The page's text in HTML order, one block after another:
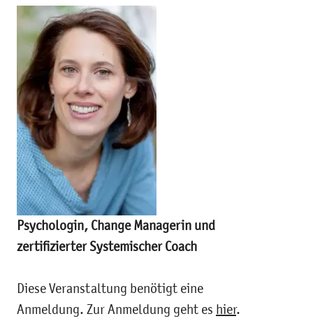
Psychologin, Change Managerin und
zertifizierter Systemischer Coach
Diese Veranstaltung benötigt eine
Anmeldung. Zur Anmeldung geht es hier.